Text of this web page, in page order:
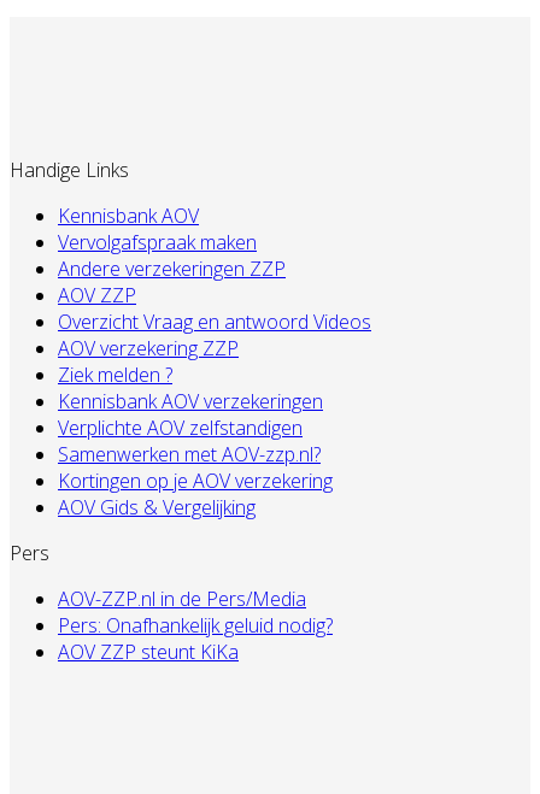
Handige Links
Kennisbank AOV
Vervolgafspraak maken
Andere verzekeringen ZZP
AOV ZZP
Overzicht Vraag en antwoord Videos
AOV verzekering ZZP
Ziek melden ?
Kennisbank AOV verzekeringen
Verplichte AOV zelfstandigen
Samenwerken met AOV-zzp.nl?
Kortingen op je AOV verzekering
AOV Gids & Vergelijking
Pers
AOV-ZZP.nl in de Pers/Media
Pers: Onafhankelijk geluid nodig?
AOV ZZP steunt KiKa